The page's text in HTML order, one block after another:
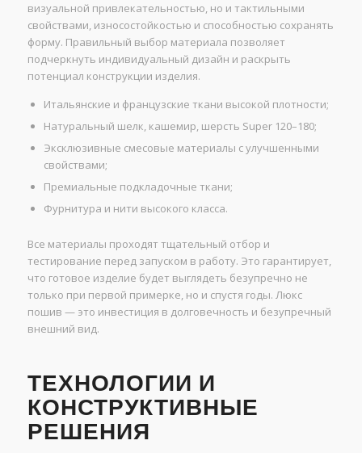
визуальной привлекательностью, но и тактильными
свойствами, износостойкостью и способностью сохранять
форму. Правильный выбор материала позволяет
подчеркнуть индивидуальный дизайн и раскрыть
потенциал конструкции изделия.
Итальянские и французские ткани высокой плотности;
Натуральный шелк, кашемир, шерсть Super 120–180;
Эксклюзивные смесовые материалы с улучшенными
свойствами;
Премиальные подкладочные ткани;
Фурнитура и нити высокого класса.
Все материалы проходят тщательный отбор и
тестирование перед запуском в работу. Это гарантирует,
что готовое изделие будет выглядеть безупречно не
только при первой примерке, но и спустя годы. Люкс
пошив — это инвестиция в долговечность и безупречный
внешний вид.
ТЕХНОЛОГИИ И
КОНСТРУКТИВНЫЕ
РЕШЕНИЯ